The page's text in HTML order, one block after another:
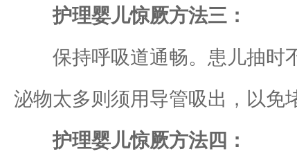
护理婴儿惊厥方法三：
保持呼吸道通畅。患儿抽时不
泌物太多则须用导管吸出，以免
护理婴儿惊厥方法四：